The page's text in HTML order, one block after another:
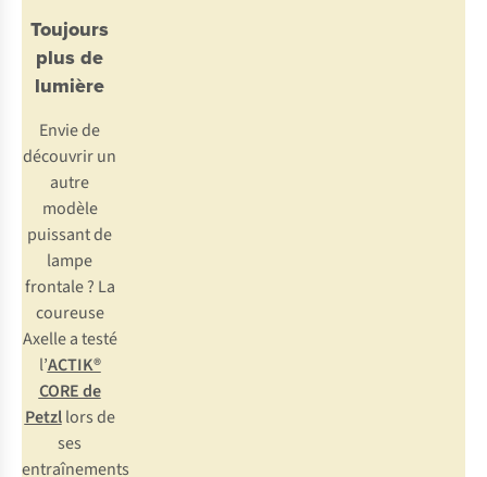
Toujours
plus de
lumière
Envie de
découvrir un
autre
modèle
puissant de
lampe
frontale ? La
coureuse
Axelle a testé
l’ACTIK®
CORE de
Petzllors de
ses
entraînements